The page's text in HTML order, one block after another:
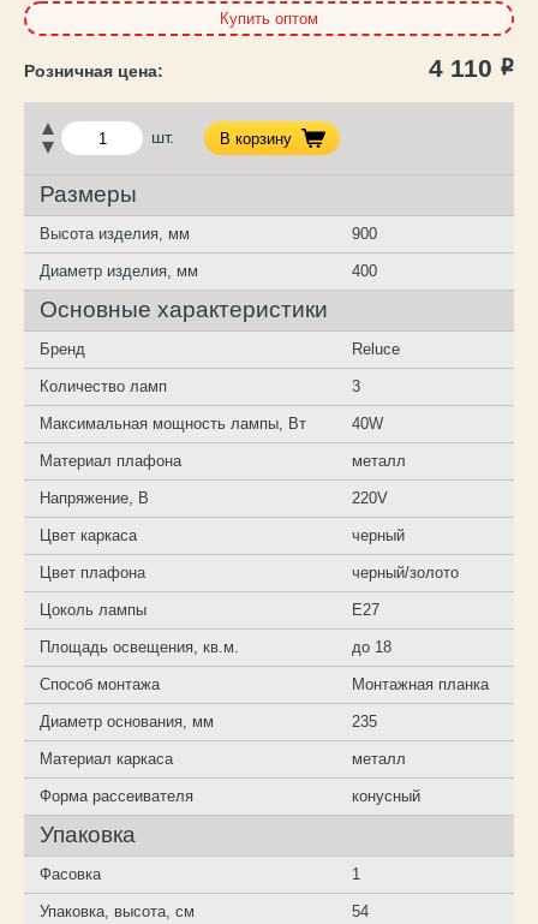
Купить оптом
4 110 Р
шт. В корзину
Размеры
Высота изделия, мм 900
Диаметр изделия, мм 400
Основные характеристики
Бренд Reluce
Количество ламп 3
Максимальная мощность лампы, Вт 40W
Материал плафона металл
Напряжение, В 220V
Цвет каркаса черный
Цвет плафона черный/золото
Цоколь лампы E27
Площадь освещения, кв.м. до 18
Способ монтажа Монтажная планка
Диаметр основания, мм 235
Материал каркаса металл
Форма рассеивателя конусный
Упаковка
Фасовка 1
Упаковка, высота, см 54